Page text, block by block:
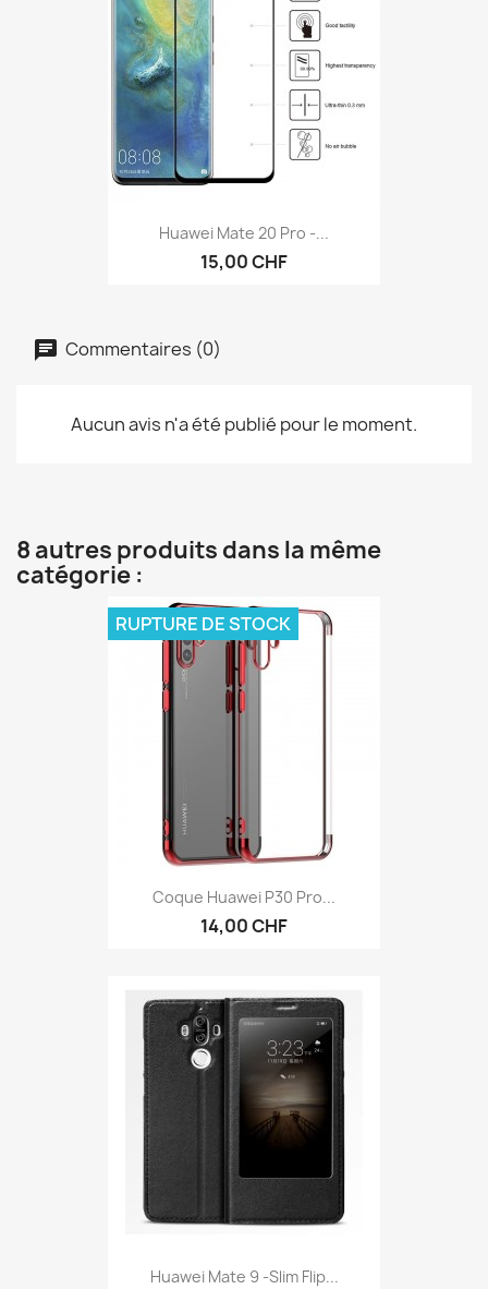
Huawei Mate 20 Pro -...
15,00 CHF
Commentaires (0)
Aucun avis n'a été publié pour le moment.
8 autres produits dans la même
catégorie :
Coque Huawei P30 Pro...
14,00 CHF
RUPTURE DE STOCK
Huawei Mate 9 -Slim Flip...